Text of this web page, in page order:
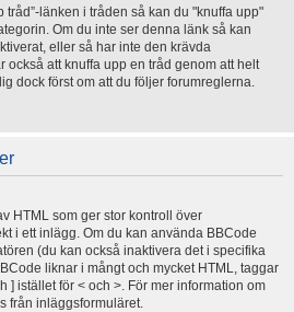
tråd”-länken i tråden så kan du "knuffa upp"
Om du inte ser denna länk så kan
eller så har inte den krävda
också att knuffa upp en tråd genom att helt
dock först om att du följer forumreglerna.
HTML som ger stor kontroll över
i ett inlägg. Om du kan använda BBCode
(du kan också inaktivera det i specifika
liknar i mångt och mycket HTML, taggar
] istället för < och >. För mer information om
från inläggsformuläret.